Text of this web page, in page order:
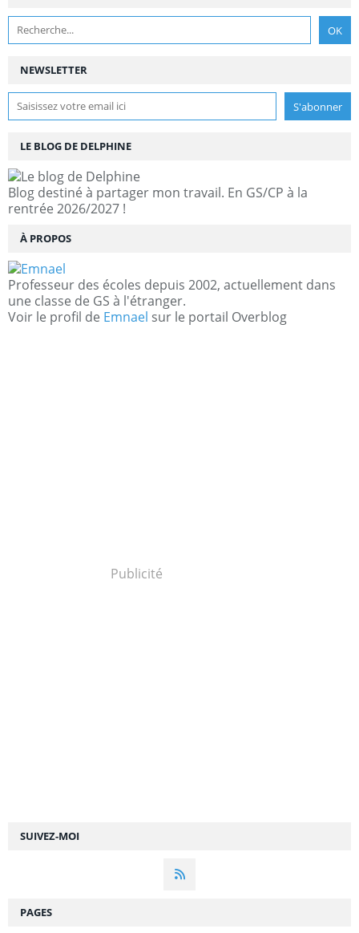
NEWSLETTER
SUIVEZ-MOI
LE BLOG DE DELPHINE
Blog destiné à partager mon travail. En GS/CP à la
rentrée 2026/2027 !
À PROPOS
Professeur des écoles depuis 2002, actuellement dans
une classe de GS à l'étranger.
Voir le profil de Emnael sur le portail Overblog
Publicité
PAGES